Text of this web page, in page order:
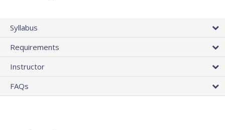
Syllabus
Requirements
Instructor
FAQs